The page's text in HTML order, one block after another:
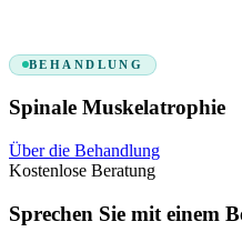
BEHANDLUNG
Spinale Muskelatrophie
Über die Behandlung
Kostenlose Beratung
Sprechen Sie mit einem